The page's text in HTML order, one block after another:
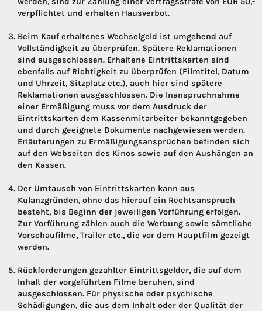
verpflichtet und erhalten Hausverbot.
Beim Kauf erhaltenes Wechselgeld ist umgehend auf
Vollständigkeit zu überprüfen. Spätere Reklamationen
sind ausgeschlossen. Erhaltene Eintrittskarten sind
ebenfalls auf Richtigkeit zu überprüfen (Filmtitel, Datum
und Uhrzeit, Sitzplatz etc.), auch hier sind spätere
Reklamationen ausgeschlossen. Die Inanspruchnahme
einer Ermäßigung muss vor dem Ausdruck der
Eintrittskarten dem Kassenmitarbeiter bekanntgegeben
und durch geeignete Dokumente nachgewiesen werden.
Erläuterungen zu Ermäßigungsansprüchen befinden sich
auf den Webseiten des Kinos sowie auf den Aushängen an
den Kassen.
Der Umtausch von Eintrittskarten kann aus
Kulanzgründen, ohne das hierauf ein Rechtsanspruch
besteht, bis Beginn der jeweiligen Vorführung erfolgen.
Zur Vorführung zählen auch die Werbung sowie sämtliche
Vorschaufilme, Trailer etc., die vor dem Hauptfilm gezeigt
werden.
Rückforderungen gezahlter Eintrittsgelder, die auf dem
Inhalt der vorgeführten Filme beruhen, sind
ausgeschlossen. Für physische oder psychische
Schädigungen, die aus dem Inhalt oder der Qualität der